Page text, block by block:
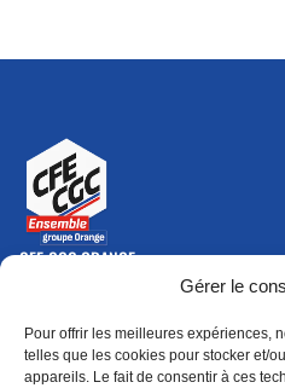
Gérer le
Pour offrir les meilleures expériences,
telles que les cookies pour stocker et/
appareils. Le fait de consentir à ces
CFE-CGC ORANGE
10-12 rue Saint Amand, 75015
Nous contacter
01 46 79 28 74